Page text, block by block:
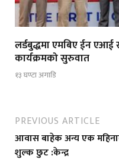
लर्डबुद्धमा एमबिए ईन एआई
कार्यक्रमको सुरुवात
१३ घण्टा अगाडि
PREVIOUS ARTICLE
आवास बाहेक अन्य एक
शुल्क छुट :केन्द्र